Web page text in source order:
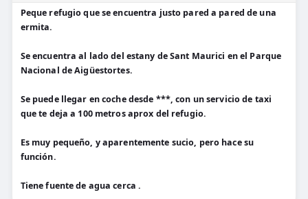
Peque refugio que se encuentra justo pared a pared de una
ermita.
Se encuentra al lado del estany de Sant Maurici en el Parque
Nacional de Aigüestortes.
Se puede llegar en coche desde ***, con un servicio de taxi
que te deja a 100 metros aprox del refugio.
Es muy pequeño, y aparentemente sucio, pero hace su
función.
Tiene fuente de agua cerca .